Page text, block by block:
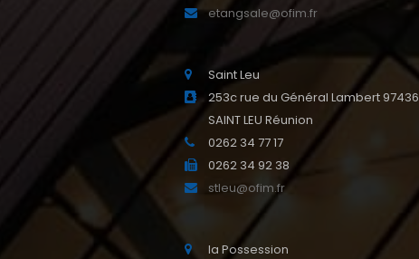
etangsale@ofim.fr
Saint Leu
253c rue du Général Lambert 97436
SAINT LEU Réunion
0262 34 77 17
0262 34 92 38
stleu@ofim.fr
la Possession